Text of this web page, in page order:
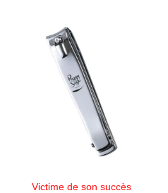
Victime de son succès